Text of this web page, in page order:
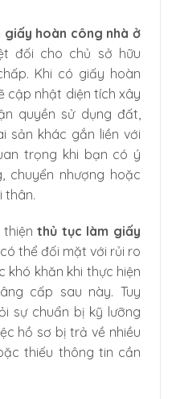
giấy hoàn công nhà ở
đối cho chủ sở hữu
Khi có giấy hoàn
cập nhật diện tích xây
quyền sử dụng đất,
sản khác gắn liền với
trọng khi bạn có ý
chuyển nhượng hoặc
thân.
thiệnthủ tục làm giấy
thể đối mặt với rủi ro
khó khăn khi thực hiện
cấp sau này. Tuy
sự chuẩn bị kỹ lưỡng
hồ sơ bị trả về nhiều
thiếu thông tin cần